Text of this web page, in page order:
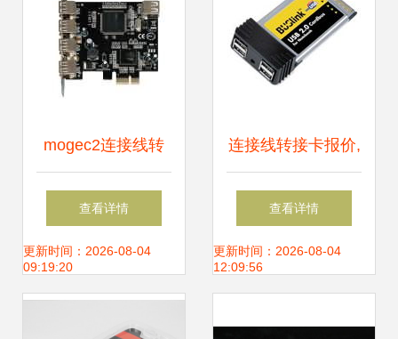
接线 产品
mogec2连接线转
接卡详解 报价、性
能与评测
查看详情
更新时间：2026-08-04
09:19:20
连接线转接卡报价,
连接线转接卡推荐,
连接线转接卡哪个
查看详情
更新时间：2026-08-04
12:09:56